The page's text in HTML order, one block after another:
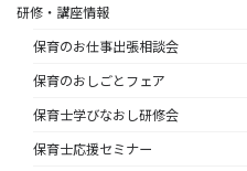
研修・講座情報
保育のお仕事出張相談会
保育のおしごとフェア
保育士学びなおし研修会
保育士応援セミナー